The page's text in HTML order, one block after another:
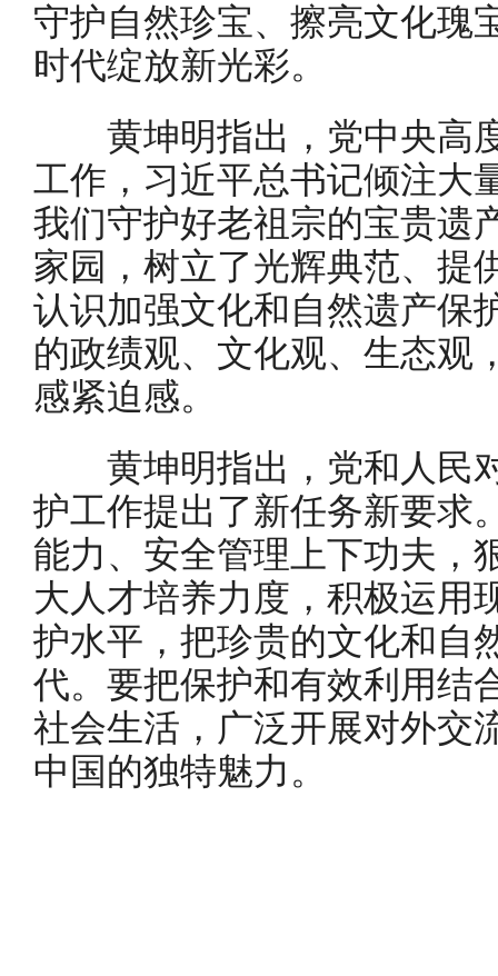
守护自然珍宝、擦亮文化瑰
时代绽放新光彩。
黄坤明指出，党中央高
工作，习近平总书记倾注大
我们守护好老祖宗的宝贵遗
家园，树立了光辉典范、提
认识加强文化和自然遗产保
的政绩观、文化观、生态观
感紧迫感。
黄坤明指出，党和人民
护工作提出了新任务新要求
能力、安全管理上下功夫，
大人才培养力度，积极运用
护水平，把珍贵的文化和自
代。要把保护和有效利用结
社会生活，广泛开展对外交
中国的独特魅力。